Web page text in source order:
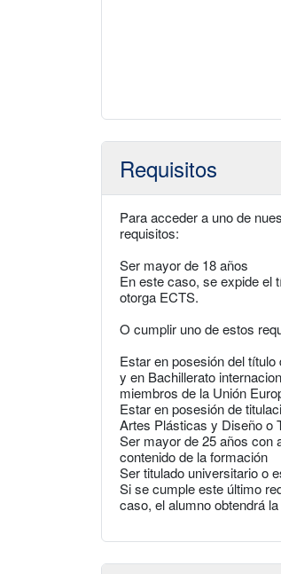
Requisitos
Para acceder a uno de
requisitos:
Ser mayor de 18 años
En este caso, se expide el
otorga ECTS.
O cumplir uno de estos
Estar en posesión del
y en Bachillerato
miembros de la Unión
Estar en posesión de
Artes Plásticas y Diseño o
Ser mayor de 25 años con
contenido de la formación
Ser titulado universitario o
Si se cumple este último
caso, el alumno obtendrá